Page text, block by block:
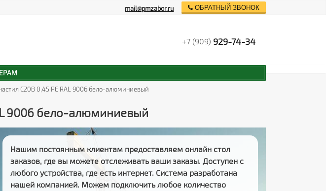
С20В 0,45 PE RAL 9006 бело-алюминиевый
9006 бело-алюминиевый
Нашим постоянным клиентам предоставляем онлайн стол
заказов, где вы можете отслеживать ваши заказы. Доступен с
любого устройства, где есть интернет. Система разработана
нашей компанией. Можем подключить любое количество
mail@pmzabor.ru ОБРАТНЫЙ ЗВОНОК
+7 (909) 929-74-34